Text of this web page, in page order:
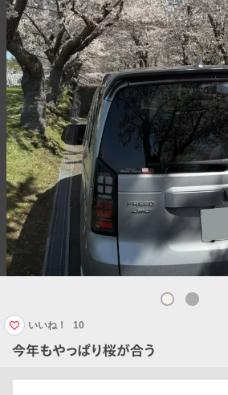
今年もやっぱり桜が合う
いいね！ 10